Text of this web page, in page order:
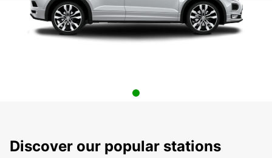
Discover our popular stations